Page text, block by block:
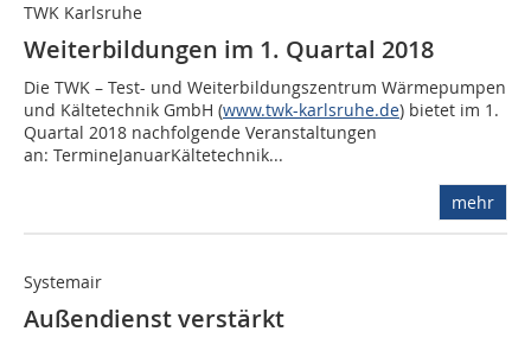
TWK Karlsruhe
Weiterbildungen im 1. Quartal 2018
Die TWK – Test- und Weiterbildungszentrum Wärmepumpen
und Kältetechnik GmbH (www.twk-karlsruhe.de) bietet im 1.
Quartal 2018 nachfolgende Veranstaltungen
an: TermineJanuarKältetechnik...
mehr
Systemair
Außendienst verstärkt